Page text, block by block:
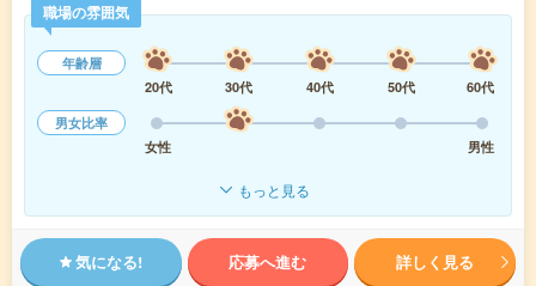
職場の雰囲気
年齢層
20代
30代 40代 50代
60代
男女比率
女性
男性
もっと見る
気になる! 応募へ進む 詳しく見る